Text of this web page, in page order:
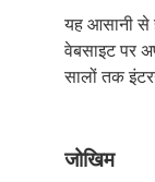
यह आसानी से
वेबसाइट पर
सालों तक
जोखिम